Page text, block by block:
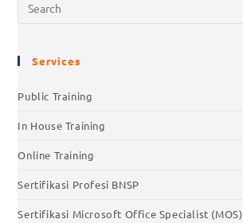
Services
Public Training
In House Training
Online Training
Sertifikasi Profesi BNSP
Sertifikasi Microsoft Office Specialist (MOS)